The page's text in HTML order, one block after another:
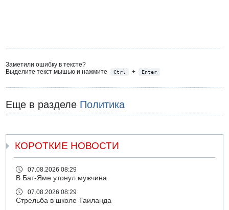
Заметили ошибку в тексте?
Выделите текст мышью и нажмите
Ctrl + Enter
Еще в разделе Политика
КОРОТКИЕ НОВОСТИ
07.08.2026 08:29
В Бат-Яме утонул мужчина
07.08.2026 08:29
Стрельба в школе Таиланда